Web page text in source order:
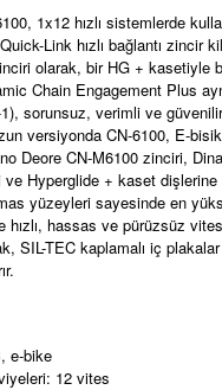
1x12 hızlı sistemlerde
Link hızlı bağlantı zincir
olarak, bir HG + kasetiyle
Chain Engagement Plus
), sorunsuz, verimli ve
versiyonda CN-6100, E-
Deore CN-M6100 zinciri,
Hyperglide + kaset
yüzeyleri sayesinde en
hızlı, hassas ve pürüzsüz
SIL-TEC kaplamalı iç plakalar
e-bike
12 vites